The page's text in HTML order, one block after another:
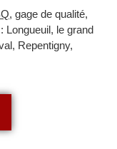
, gage de qualité,
Longueuil, le grand
Repentigny,